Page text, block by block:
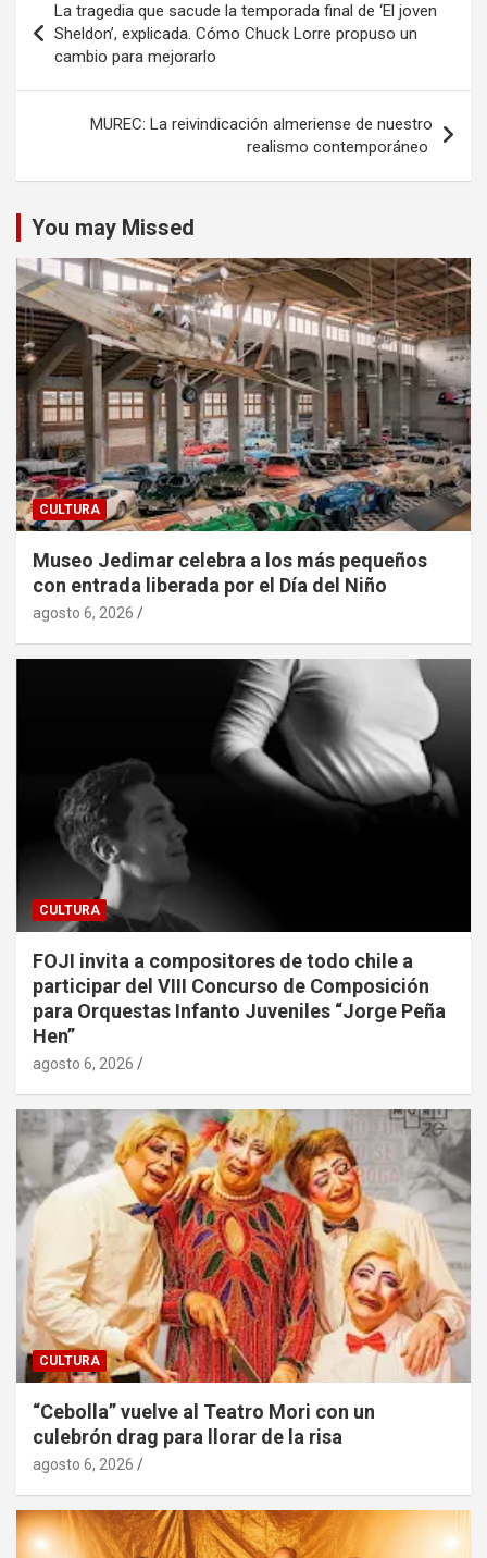
de
entradas
La tragedia que sacude la temporada final de ‘El joven
Sheldon’, explicada. Cómo Chuck Lorre propuso un
cambio para mejorarlo
MUREC: La reivindicación almeriense de nuestro
realismo contemporáneo
You may Missed
CULTURA
Museo Jedimar celebra a los más pequeños
con entrada liberada por el Día del Niño
agosto 6, 2026
CULTURA
FOJI invita a compositores de todo chile a
participar del VIII Concurso de Composición
para Orquestas Infanto Juveniles “Jorge Peña
Hen”
agosto 6, 2026
CULTURA
“Cebolla” vuelve al Teatro Mori con un
culebrón drag para llorar de la risa
agosto 6, 2026